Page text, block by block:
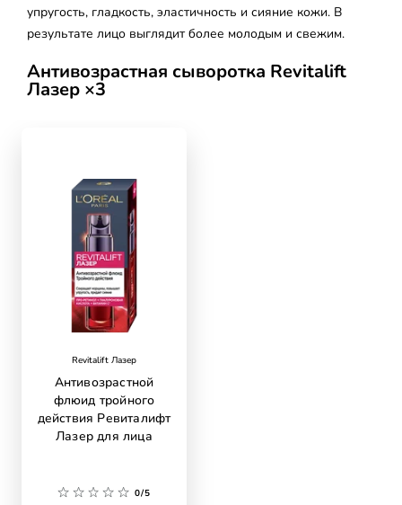
упругость, гладкость, эластичность и сияние кожи. В
результате лицо выглядит более молодым и свежим.
Антивозрастная сыворотка Revitalift
Лазер ×3
Revitalift Лазер
Антивозрастной
флюид тройного
действия Ревиталифт
Лазер для лица
0/5